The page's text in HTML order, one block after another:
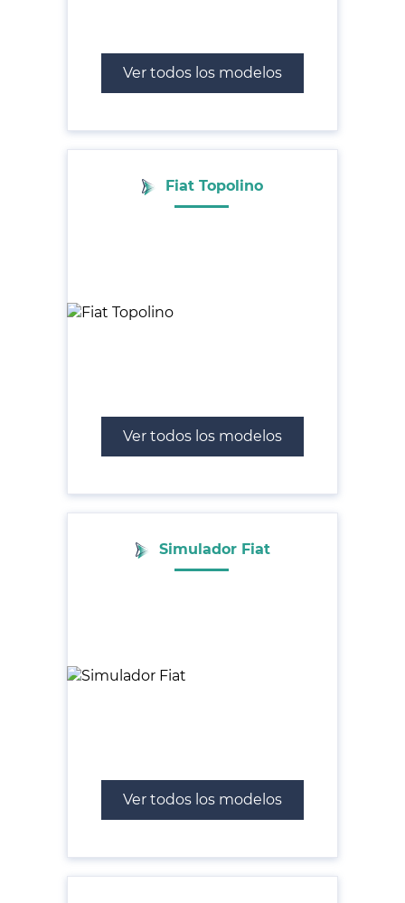
Ver todos los modelos
Fiat Topolino
Ver todos los modelos
Simulador Fiat
Ver todos los modelos